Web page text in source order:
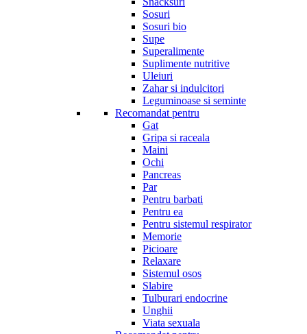
Sosuri
Sosuri bio
Supe
Superalimente
Suplimente nutritive
Uleiuri
Zahar si indulcitori
Leguminoase si seminte
Recomandat pentru
Gat
Gripa si raceala
Maini
Ochi
Pancreas
Par
Pentru barbati
Pentru ea
Pentru sistemul respirator
Memorie
Picioare
Relaxare
Sistemul osos
Slabire
Tulburari endocrine
Unghii
Viata sexuala